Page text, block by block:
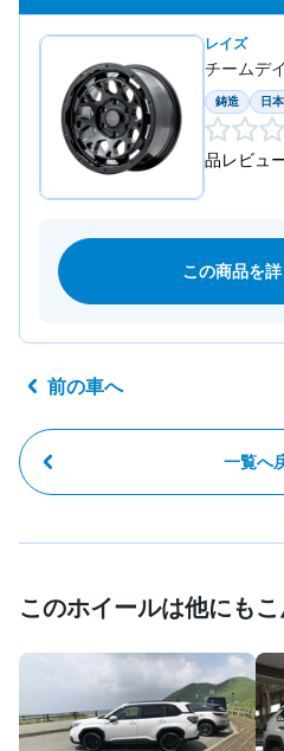
レイズ
チームデ
鋳造 日
品レビュー
この商品を
前の車へ
一覧へ
このホイールは他にも